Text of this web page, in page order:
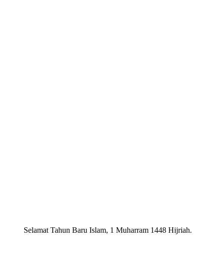
Selamat Tahun Baru Islam, 1 Muharram 1448 Hijriah.